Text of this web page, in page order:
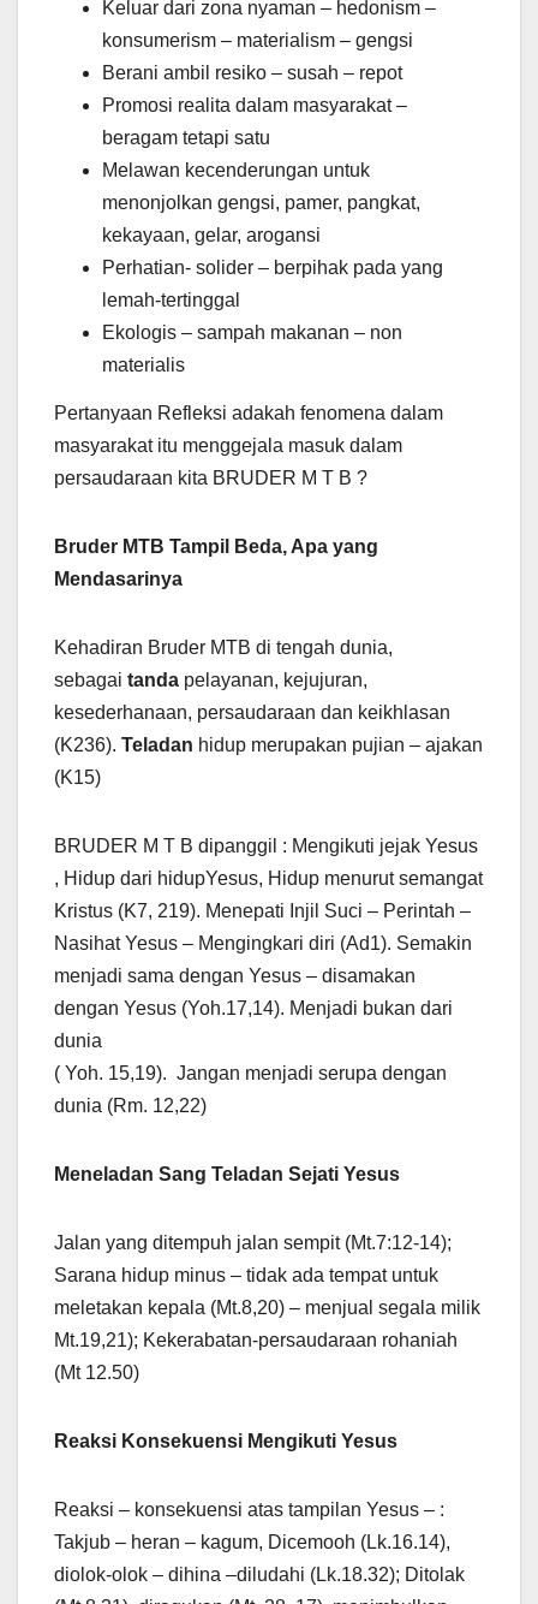
Keluar dari zona nyaman – hedonism –
konsumerism – materialism – gengsi
Berani ambil resiko – susah – repot
Promosi realita dalam masyarakat –
beragam tetapi satu
Melawan kecenderungan untuk
menonjolkan gengsi, pamer, pangkat,
kekayaan, gelar, arogansi
Perhatian- solider – berpihak pada yang
lemah-tertinggal
Ekologis – sampah makanan – non
materialis
Pertanyaan Refleksi adakah fenomena dalam
masyarakat itu menggejala masuk dalam
persaudaraan kita BRUDER M T B ?
Bruder MTB Tampil Beda, Apa yang
Mendasarinya
Kehadiran Bruder MTB di tengah dunia,
sebagai tanda pelayanan, kejujuran,
kesederhanaan, persaudaraan dan keikhlasan
(K236). Teladan hidup merupakan pujian – ajakan
(K15)
BRUDER M T B dipanggil : Mengikuti jejak Yesus
, Hidup dari hidupYesus, Hidup menurut semangat
Kristus (K7, 219). Menepati Injil Suci – Perintah –
Nasihat Yesus – Mengingkari diri (Ad1). Semakin
menjadi sama dengan Yesus – disamakan
dengan Yesus (Yoh.17,14). Menjadi bukan dari
dunia
( Yoh. 15,19). Jangan menjadi serupa dengan
dunia (Rm. 12,22)
Meneladan Sang Teladan Sejati Yesus
Jalan yang ditempuh jalan sempit (Mt.7:12-14);
Sarana hidup minus – tidak ada tempat untuk
meletakan kepala (Mt.8,20) – menjual segala milik
Mt.19,21); Kekerabatan-persaudaraan rohaniah
(Mt 12.50)
Reaksi Konsekuensi Mengikuti Yesus
Reaksi – konsekuensi atas tampilan Yesus – :
Takjub – heran – kagum, Dicemooh (Lk.16.14),
diolok-olok – dihina –diludahi (Lk.18.32); Ditolak